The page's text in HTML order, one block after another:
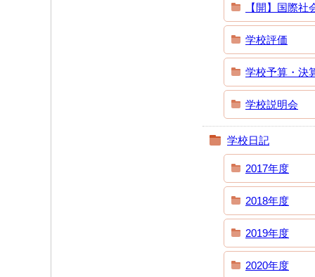
【開】国際
学校評価
学校予算・決
学校説明会
学校日記
2017年度
2018年度
2019年度
2020年度